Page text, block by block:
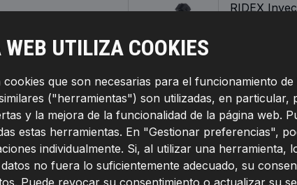
UTILIZA COOKIES
cookies que son necesarias para el funcionamiento
("herramientas") son utilizadas, en
y la mejora de la funcionalidad de la página web.
estas herramientas. En "Gestionar preferencias",
individualmente. Si, al utilizar una
no fuera lo suficientemente adecuado, su
Puede revocar su consentimiento o actualizar su
RIDEX
3902I0035
RIDEX
Preparación
14,5,Número
Números de